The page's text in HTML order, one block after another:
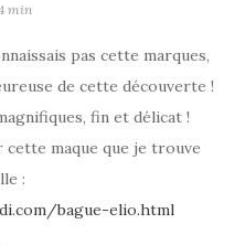
min
pas cette marques,
de cette découverte !
fin et délicat !
cette maque que je trouve
:
bague-elio.html